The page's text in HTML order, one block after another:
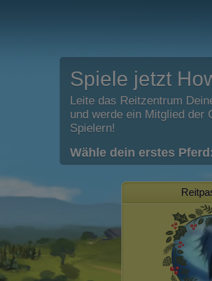
Spiele jetzt
Leite das Reitzentrum
und werde ein Mitglied der
Spielern!
Wähle dein erstes